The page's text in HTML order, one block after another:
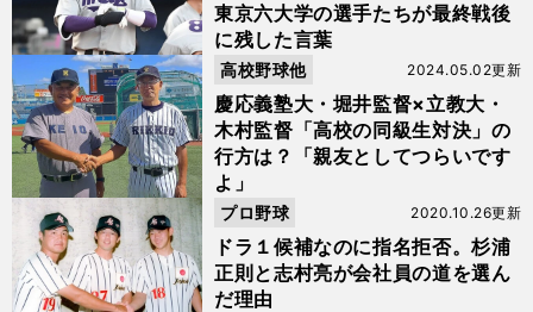
ー
バ
東京六大学の選手たちが最終戦後
に残した言葉
慶応義塾大・堀井監督×立教大・
木村監督「高校の同級生対決」の
行方は？「親友としてつらいです
よ」
2024.05.02更新
高校野球他
ドラ１候補なのに指名拒否。杉浦
正則と志村亮が会社員の道を選ん
だ理由
2020.10.26更新
プロ野球